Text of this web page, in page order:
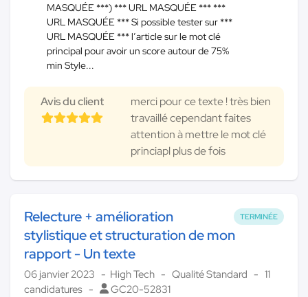
MASQUÉE ***) *** URL MASQUÉE *** ***
URL MASQUÉE *** Si possible tester sur ***
URL MASQUÉE *** l’article sur le mot clé
principal pour avoir un score autour de 75%
min Style...
Avis du client
merci pour ce texte ! très bien
travaillé cependant faites
attention à mettre le mot clé
princiapl plus de fois
TERMINÉE
Relecture + amélioration
stylistique et structuration de mon
rapport - Un texte
06 janvier 2023 High Tech Qualité Standard
11
candidatures
GC20-52831